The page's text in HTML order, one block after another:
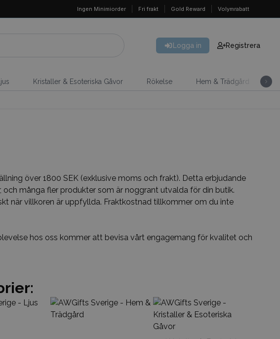
Ingen Minimiorder Fri frakt Gold Reward Volymrabatt
Logga in Registrera
Ljus Kristaller & Esoteriska Gåvor Rökelse Hem & Trädgård
över 1800 SEK (exklusive moms och frakt). Detta erbjudande
många fler produkter som är noggrant utvalda för din butik.
när villkoren är uppfyllda. Fraktkostnad tillkommer om du inte
hos oss kommer att bevisa vårt engagemang för kvalitet och